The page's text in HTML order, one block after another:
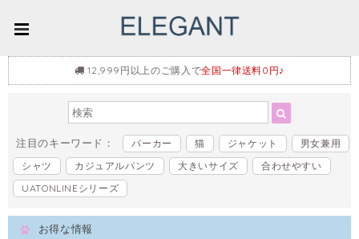
12,999円以上のご購入で全国一律送料0円♪
注目のキーワード： パーカー 猫 ジャケット
男女兼用
シャツ
カジュアルパンツ 大きいサイズ
合わせやすい
UATONLINEシリーズ
お得な情報